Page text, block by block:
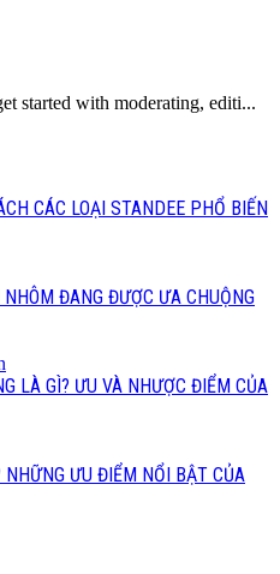
started with moderating, editi...
CÁC LOẠI STANDEE PHỔ BIẾN
ĐANG ĐƯỢC ƯA CHUỘNG
LÀ GÌ? ƯU VÀ NHƯỢC ĐIỂM CỦA
ƯU ĐIỂM NỔI BẬT CỦA